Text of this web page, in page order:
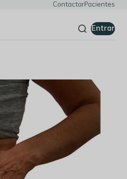
ContactarPacientes
Entrar